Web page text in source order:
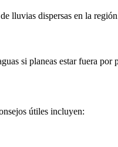
lluvias dispersas en la
si planeas estar fuera por
útiles incluyen: